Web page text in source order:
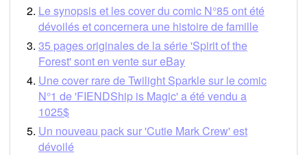
Le synopsis et les cover du comic N°85 ont été
dévoilés et concernera une histoire de famille
35 pages originales de la série 'Spirit of the
Forest' sont en vente sur eBay
Une cover rare de Twilight Sparkle sur le comic
N°1 de 'FIENDShip is Magic' a été vendu a
1025$
Un nouveau pack sur 'Cutie Mark Crew' est
dévoilé